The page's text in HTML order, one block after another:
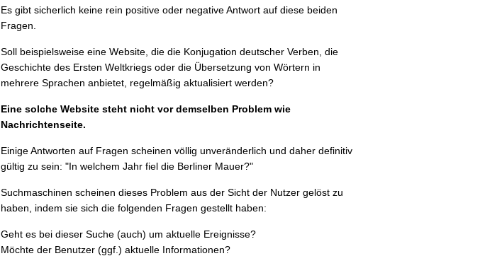
Es gibt sicherlich keine rein positive oder negative Antwort auf diese beiden
Fragen.
Soll beispielsweise eine Website, die die Konjugation deutscher Verben, die
Geschichte des Ersten Weltkriegs oder die Übersetzung von Wörtern in
mehrere Sprachen anbietet, regelmäßig aktualisiert werden?
Eine solche Website steht nicht vor demselben Problem wie
Nachrichtenseite.
Einige Antworten auf Fragen scheinen völlig unveränderlich und daher definitiv
gültig zu sein: "In welchem Jahr fiel die Berliner Mauer?"
Suchmaschinen scheinen dieses Problem aus der Sicht der Nutzer gelöst zu
haben, indem sie sich die folgenden Fragen gestellt haben:
Geht es bei dieser Suche (auch) um aktuelle Ereignisse?
Möchte der Benutzer (ggf.) aktuelle Informationen?